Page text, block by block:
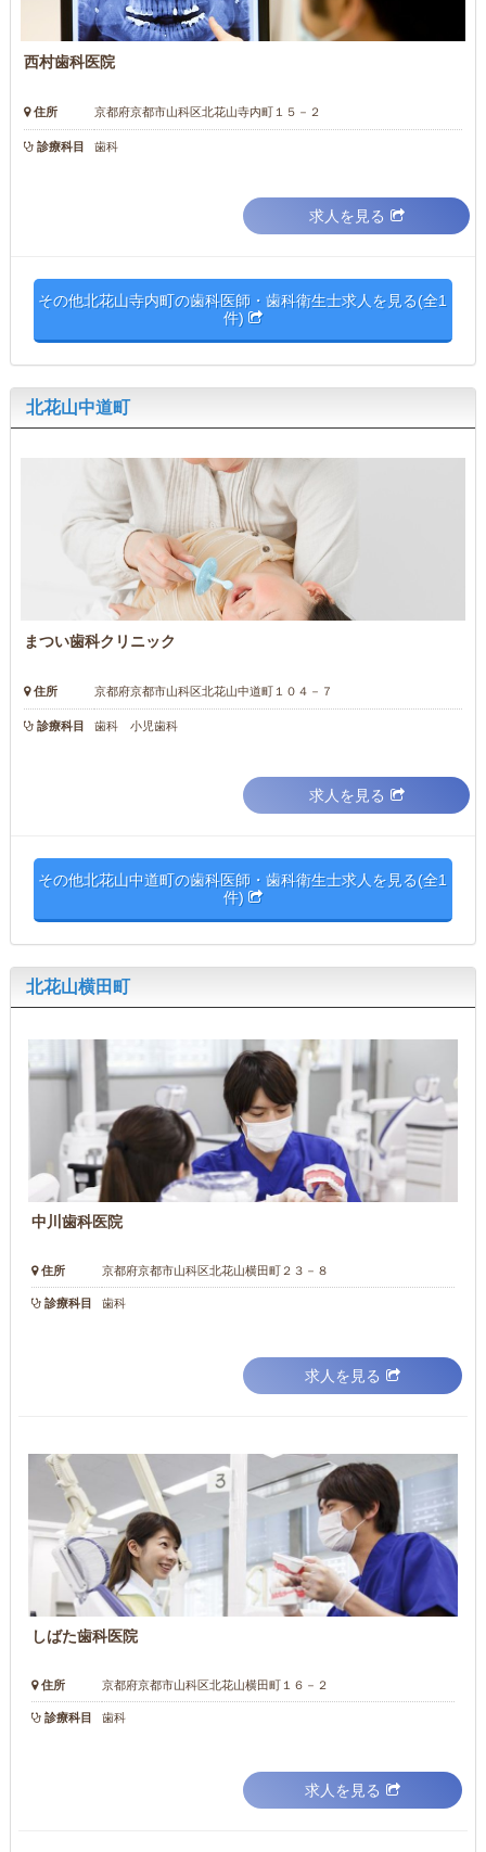
西村歯科医院
住所 京都府京都市山科区北花山寺内町１５－２
診療科目 歯科
求人を見る
その他北花山寺内町の歯科医師・歯科衛生士求人を見る(全1
件)
北花山中道町
まつい歯科クリニック
住所 京都府京都市山科区北花山中道町１０４－７
診療科目 歯科 小児歯科
求人を見る
その他北花山中道町の歯科医師・歯科衛生士求人を見る(全1
件)
北花山横田町
中川歯科医院
住所 京都府京都市山科区北花山横田町２３－８
診療科目 歯科
求人を見る
しばた歯科医院
住所 京都府京都市山科区北花山横田町１６－２
診療科目 歯科
求人を見る